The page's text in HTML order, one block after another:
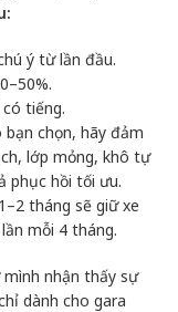
ý từ lần đầu.
tiếng.
chọn, hãy đảm
lớp mỏng, khô tự
phục hồi tối ưu.
tháng sẽ giữ xe
mỗi 4 tháng.
nhận thấy sự
dành cho gara